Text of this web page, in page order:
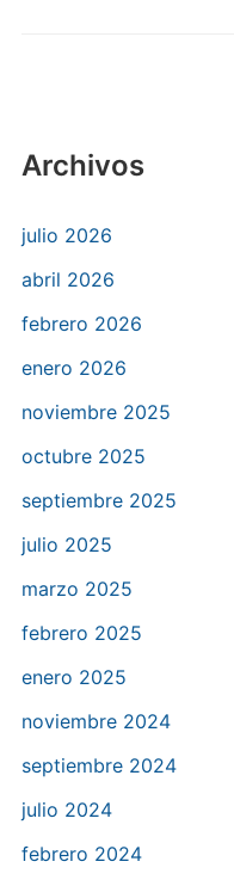
Archivos
julio 2026
abril 2026
febrero 2026
enero 2026
noviembre 2025
octubre 2025
septiembre 2025
julio 2025
marzo 2025
febrero 2025
enero 2025
noviembre 2024
septiembre 2024
julio 2024
febrero 2024